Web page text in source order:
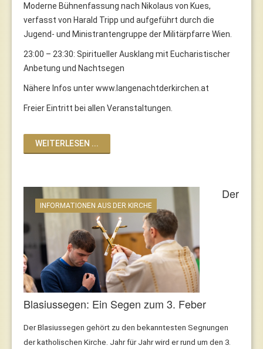
Moderne Bühnenfassung nach Nikolaus von Kues,
verfasst von Harald Tripp und aufgeführt durch die
Jugend- und Ministrantengruppe der Militärpfarre Wien.
23:00 – 23:30: Spiritueller Ausklang mit Eucharistischer
Anbetung und Nachtsegen
Nähere Infos unter www.langenachtderkirchen.at
Freier Eintritt bei allen Veranstaltungen.
WEITERLESEN ...
INFORMATIONEN AUS DER KIRCHE
Der
Blasiussegen: Ein Segen zum 3. Feber
Der Blasiussegen gehört zu den bekanntesten Segnungen
der katholischen Kirche. Jahr für Jahr wird er rund um den 3.